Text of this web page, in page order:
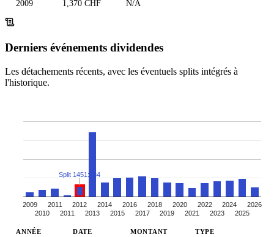
2009 1,370 CHF N/A
Derniers événements dividendes
Les détachements récents, avec les éventuels splits intégrés à
l'historique.
2009
2010
2011
2011
2012
2013
2014
2015
2016
2017
2018
2019
2020
2021
2022
2023
2024
2025
2026
Split 1451:284
ANNÉE DATE MONTANT TYPE